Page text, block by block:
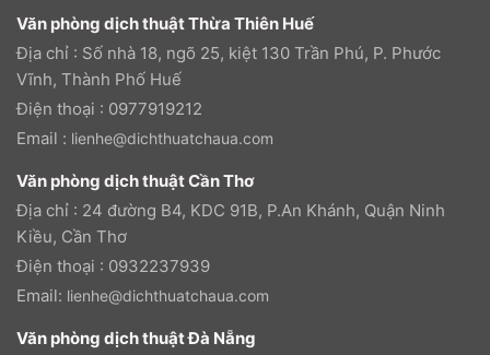
Văn phòng dịch thuật Thừa Thiên Huế
Địa chỉ : Số nhà 18, ngõ 25, kiệt 130 Trần Phú, P. Phước
Vĩnh, Thành Phố Huế
Điện thoại : 0977919212
Email : lienhe@dichthuatchaua.com
Văn phòng dịch thuật Cần Thơ
Địa chỉ : 24 đường B4, KDC 91B, P.An Khánh, Quận Ninh
Kiều, Cần Thơ
Điện thoại : 0932237939
Email: lienhe@dichthuatchaua.com
Văn phòng dịch thuật Đà Nẵng